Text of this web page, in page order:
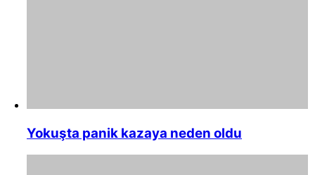
Yokuşta panik kazaya neden oldu